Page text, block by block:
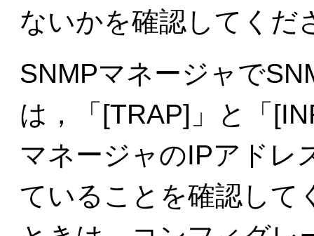
ないかを確認してくだ
SNMPマネージャで
は，「[TRAP]」と「
マネージャのIPアドレ
ていることを確認して